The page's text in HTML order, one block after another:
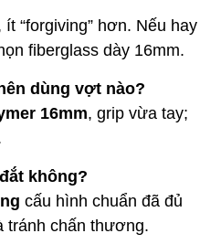
ít “forgiving” hơn. Nếu hay
fiberglass dày 16mm.
dùng vợt nào?
16mm, grip vừa tay;
không?
cấu hình chuẩn đã đủ
tránh chấn thương.